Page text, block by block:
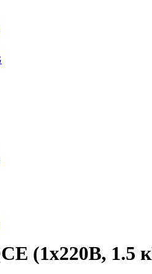
(1х220В, 1.5